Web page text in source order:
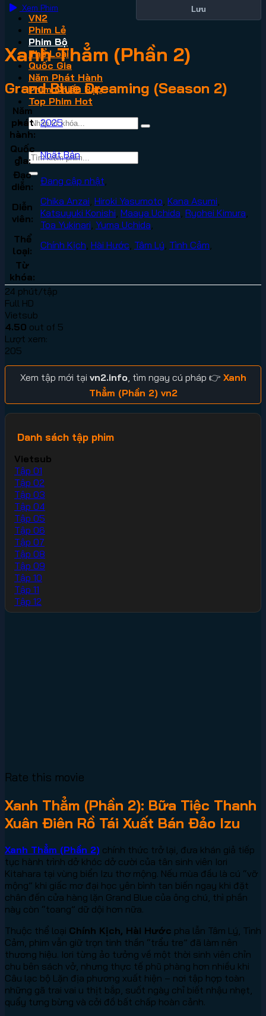
VN2
Phim Lẻ
Phim Bộ
Thể Loại
Quốc Gia
Năm Phát Hành
Phim Chiếu Rạp
Top Phim Hot
Xem Phim Lưu
Xanh Thẳm (Phần 2)
Grand Blue Dreaming (Season 2)
Năm
phát
hành:
2025
Quốc
gia:
Nhật Bản
Đạo
diễn:
Đang cập nhật
Diễn
viên:
Chika Anzai Hiroki Yasumoto Kana Asumi
Katsuyuki Konishi Maaya Uchida Ryohei Kimura
Toa Yukinari Yuma Uchida
Thể
loại:
Chính Kịch Hài Hước Tâm Lý Tình Cảm
Từ
khóa:
24 phút/tập
Full HD
Vietsub
4.50 out of 5
Lượt xem:
205
Xem tập mới tại vn2.info, tìm ngay cú pháp 👉 Xanh
Thẳm (Phần 2) vn2
Danh sách tập phim
Vietsub
Tập 01
Tập 02
Tập 03
Tập 04
Tập 05
Tập 06
Tập 07
Tập 08
Tập 09
Tập 10
Tập 11
Tập 12
Rate this movie
Xanh Thẳm (Phần 2): Bữa Tiệc Thanh
Xuân Điên Rồ Tái Xuất Bán Đảo Izu
Xanh Thẳm (Phần 2) chính thức trở lại, đưa khán giả tiếp
tục hành trình dở khóc dở cười của tân sinh viên Iori
Kitahara tại vùng biển Izu thơ mộng. Nếu mùa đầu là cú “vỡ
mộng” khi giấc mơ đại học yên bình tan biến ngay khi đặt
chân đến cửa hàng lặn Grand Blue của ông chú, thì phần
này còn “toang” dữ dội hơn nữa.
Thuộc thể loại Chính Kịch, Hài Hước pha lẫn Tâm Lý, Tình
Cảm, phim vẫn giữ trọn tinh thần “trẩu tre” đã làm nên
thương hiệu. Iori từng ảo tưởng về một thời sinh viên chỉn
chu bên sách vở, nhưng thực tế phũ phàng hơn nhiều khi
Câu lạc bộ Lặn địa phương xuất hiện – nơi tập hợp toàn
những gã trai vai u thịt bắp, suốt ngày chỉ biết nhậu nhẹt,
quẩy tưng bừng và cởi đồ bất chấp hoàn cảnh.